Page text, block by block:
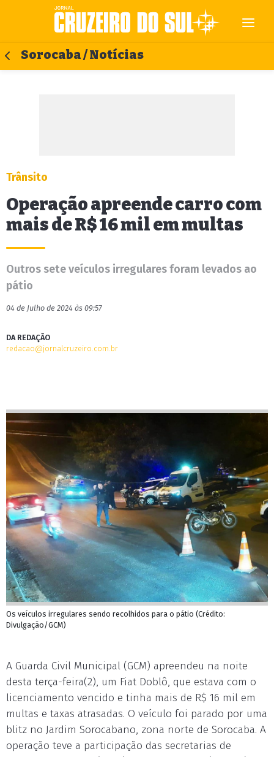
Sorocaba / Notícias
Trânsito
Operação apreende carro com
mais de R$ 16 mil em multas
Outros sete veículos irregulares foram levados ao
pátio
04 de Julho de 2024 às 09:57
DA REDAÇÃO
redacao@jornalcruzeiro.com.br
Os veículos irregulares sendo recolhidos para o pátio (Crédito:
Divulgação/GCM)
A Guarda Civil Municipal (GCM) apreendeu na noite
desta terça-feira(2), um Fiat Doblô, que estava com o
licenciamento vencido e tinha mais de R$ 16 mil em
multas e taxas atrasadas. O veículo foi parado por uma
blitz no Jardim Sorocabano, zona norte de Sorocaba. A
operação teve a participação das secretarias de